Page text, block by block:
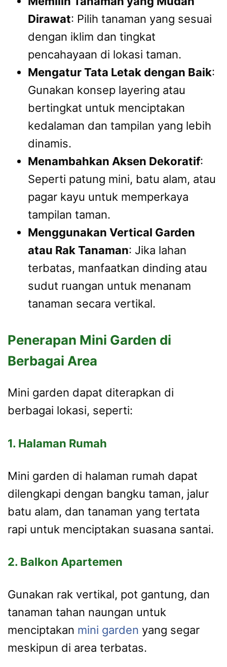
Dirawat: Pilih tanaman yang sesuai
dengan iklim dan tingkat
pencahayaan di lokasi taman.
Mengatur Tata Letak dengan Baik:
Gunakan konsep layering atau
bertingkat untuk menciptakan
kedalaman dan tampilan yang lebih
dinamis.
Menambahkan Aksen Dekoratif:
Seperti patung mini, batu alam, atau
pagar kayu untuk memperkaya
tampilan taman.
Menggunakan Vertical Garden
atau Rak Tanaman: Jika lahan
terbatas, manfaatkan dinding atau
sudut ruangan untuk menanam
tanaman secara vertikal.
Penerapan Mini Garden di
Berbagai Area
Mini garden dapat diterapkan di
berbagai lokasi, seperti:
1. Halaman Rumah
Mini garden di halaman rumah dapat
dilengkapi dengan bangku taman, jalur
batu alam, dan tanaman yang tertata
rapi untuk menciptakan suasana santai.
2. Balkon Apartemen
Gunakan rak vertikal, pot gantung, dan
tanaman tahan naungan untuk
menciptakan mini garden yang segar
meskipun di area terbatas.